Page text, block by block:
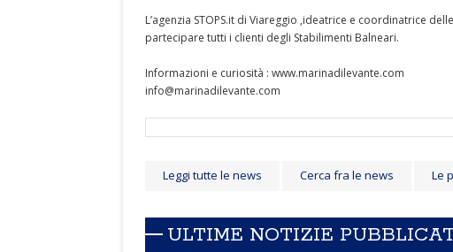
L’agenzia STOPS.it di Viareggio ,ideatrice e coordinatrice
partecipare tutti i clienti degli Stabilimenti Balneari.
Informazioni e curiosità : www.marinadilevante.com
info@marinadilevante.com
Leggi tutte le news Cerca fra le news Le
ULTIME NOTIZIE